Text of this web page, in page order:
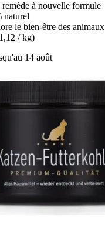
à nouvelle formule
naturel
le bien-être des animaux
/ kg)
14 août